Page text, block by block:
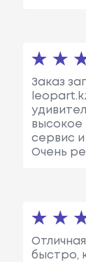
Заказ
высокое
сервис
Очень
быстро,